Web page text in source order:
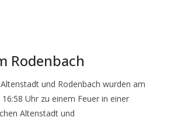
Rodenbach
und Rodenbach wurden am
Uhr zu einem Feuer in einer
Altenstadt und